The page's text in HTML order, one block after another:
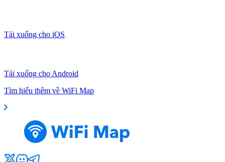
Tải xuống cho iOS
Tải xuống cho Android
Tìm hiểu thêm về WiFi Map